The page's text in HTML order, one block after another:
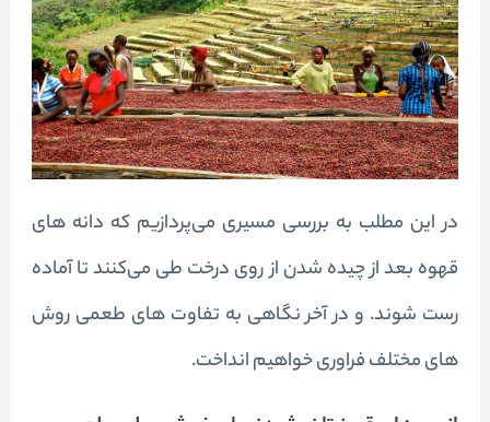
در این مطلب به بررسی مسیری می‌پردازیم که دانه های
قهوه بعد از چیده شدن از روی درخت طی می‌کنند تا آماده
رست شوند. و در آخر نگاهی به تفاوت های طعمی روش
های مختلف فراوری خواهیم انداخت.